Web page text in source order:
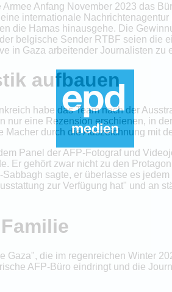
Anfang November 2023 das
internationale
die Hamas hinausgehe. Die
belgische Sender RTBF seien die
in Gaza arbeitender Journalisten
aufbauen
habe das Team nach der
nur eine Rezension erschienen, in
durch die Auszeichnung mit
Panel der AFP-Fotograf und
Er gehört zwar nicht zu den
sagte, er überlasse es
zur Verfügung hat" und an
Gaza", die im regenreichen Winter
AFP-Büro eindringt und die